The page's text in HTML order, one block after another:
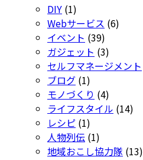
DIY (1)
Webサービス (6)
イベント (39)
ガジェット (3)
セルフマネージメント
ブログ (1)
モノづくり (4)
ライフスタイル (14)
レシピ (1)
人物列伝 (1)
地域おこし協力隊 (13)